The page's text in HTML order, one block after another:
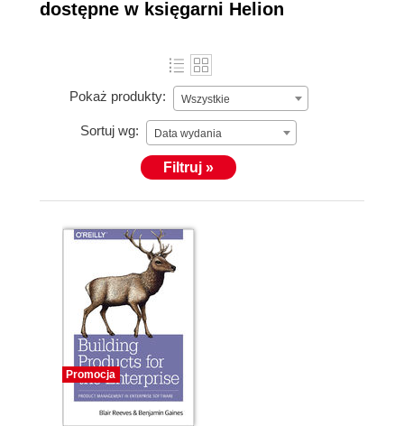
dostępne w księgarni Helion
Pokaż produkty: Wszystkie
Sortuj wg: Data wydania
Filtruj »
Promocja